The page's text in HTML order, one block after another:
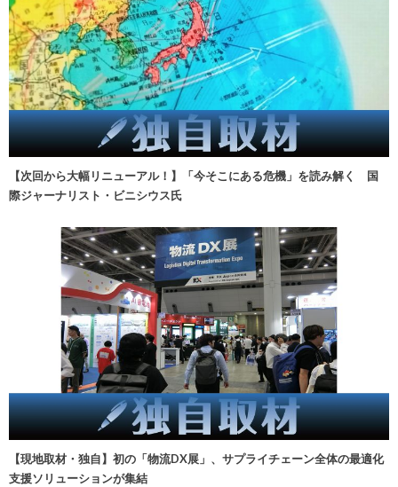
【次回から大幅リニューアル！】「今そこにある危機」を読み解く 国
際ジャーナリスト・ビニシウス氏
【現地取材・独自】初の「物流DX展」、サプライチェーン全体の最適化
支援ソリューションが集結